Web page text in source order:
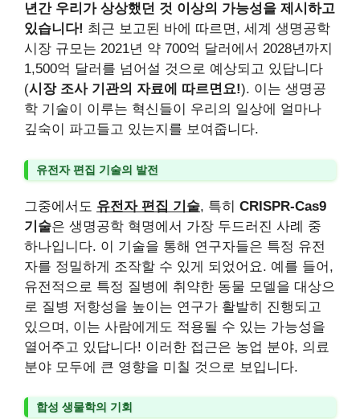
년간 우리가 상상했던 것 이상의 가능성을 제시하고
있습니다! 최근 보고된 바에 따르면, 세계 생명공학
시장 규모는 2021년 약 700억 달러에서 2028년까지
1,500억 달러를 넘어설 것으로 예상되고 있답니다
(시장 조사 기관의 자료에 따르면요!). 이는 생명공
학 기술이 이루는 혁신들이 우리의 일상에 얼마나
깊숙이 파고들고 있는지를 보여줍니다.
유전자 편집 기술의 발전
그중에서도 유전자 편집 기술, 특히 CRISPR-Cas9
기술은 생명공학 혁명에서 가장 두드러진 사례 중
하나입니다. 이 기술을 통해 연구자들은 특정 유전
자를 정밀하게 조작할 수 있게 되었어요. 예를 들어,
유전적으로 특정 질병에 취약한 동물 모델을 대상으
로 질병 저항성을 높이는 연구가 활발히 진행되고
있으며, 이는 사람에게도 적용될 수 있는 가능성을
열어주고 있답니다! 이러한 접근은 농업 분야, 의료
분야 모두에 큰 영향을 미칠 것으로 보입니다.
합성 생물학의 기회